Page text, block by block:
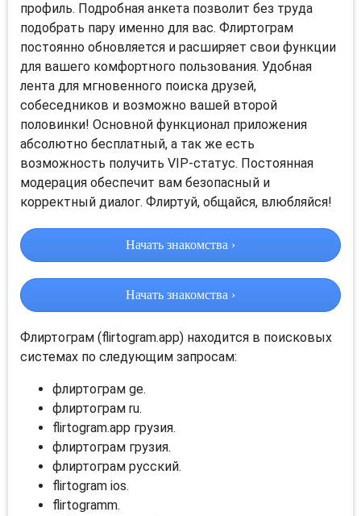
профиль. Подробная анкета позволит без труда
подобрать пару именно для вас. Флиртограм
постоянно обновляется и расширяет свои функции
для вашего комфортного пользования. Удобная
лента для мгновенного поиска друзей,
собеседников и возможно вашей второй
половинки! Основной функционал приложения
абсолютно бесплатный, а так же есть
возможность получить VIP-статус. Постоянная
модерация обеспечит вам безопасный и
корректный диалог. Флиртуй, общайся, влюбляйся!
Начать знакомства ›
Начать знакомства ›
Флиртограм (flirtogram.app) находится в поисковых
системах по следующим запросам:
флиртограм ge.
флиртограм ru.
flirtogram.app грузия.
флиртограм грузия.
флиртограм русский.
flirtogram ios.
flirtogramm.